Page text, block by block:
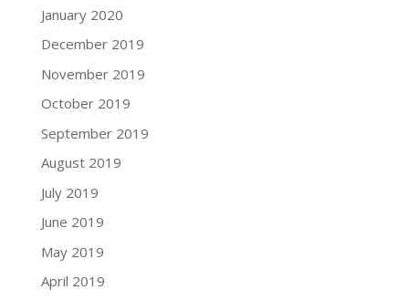
January 2020
December 2019
November 2019
October 2019
September 2019
August 2019
July 2019
June 2019
May 2019
April 2019